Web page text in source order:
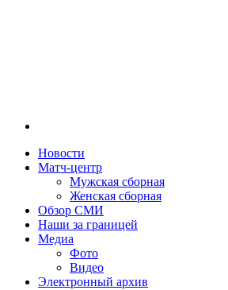
Новости
Матч-центр
Мужская сборная
Женская сборная
Обзор СМИ
Наши за границей
Медиа
Фото
Видео
Электронный архив